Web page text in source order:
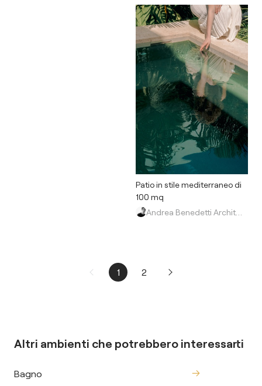
Patio in stile mediterraneo di
100 mq
1 2
Altri ambienti che potrebbero interessarti
Bagno